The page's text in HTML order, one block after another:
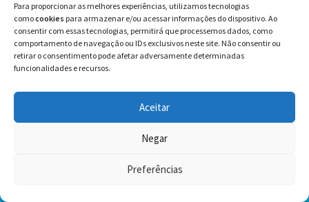
Para proporcionar as melhores experiências, utilizamos tecnologias
comocookies para armazenar e/ou acessar informações do dispositivo. Ao
consentir com essas tecnologias, permitirá que processemos dados, como
comportamento de navegação ou IDs exclusivos neste site. Não consentir ou
retirar o consentimento pode afetar adversamente determinadas
funcionalidades e recursos.
Aceitar
Negar
Preferências
desafiarei,desafiareis,desafiarem,desafiaremos,desafiares,desafiaria
desafiariam,desafiaríamos,desafiarias,desafiaríeis,desafiarmos,
desafias,desafiasse,desafiásseis,desafiassem,desafiássemos,
desafiasses,desafiaste,desafiastes ,desafiava,desafiavam,desafiávamos,
desafiavas,desafiáveis,desafie,desafiei,desafieis,desafiem,desafiemos
desafies,Desafio,desafiou
Escrita,foi,fomos,for,fora,foram,fôramos,foras,fordes,fôreis,forem,
fossem,fôssemos
Livro didático,Narrativa
se,seja,sejais,sejam